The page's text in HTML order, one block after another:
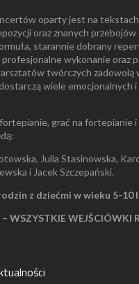
oparty jest na
oraz znanych przebojów
starannie dobrany
wykonanie oraz
twórczych zadowolą
wiele emocjonalnych
grać na fortepianie i
Julia Stasinowska,
i Jacek Szczepański.
z dziećmi w wieku 5-10
WSZYSTKIE WEJŚCIÓWKI